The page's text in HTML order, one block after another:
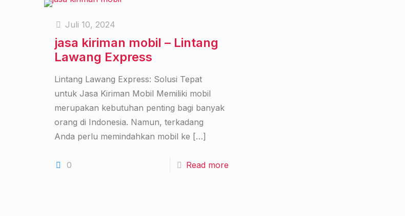
Juli 10, 2024
jasa kiriman mobil – Lintang
Lawang Express
Lintang Lawang Express: Solusi Tepat
untuk Jasa Kiriman Mobil Memiliki mobil
merupakan kebutuhan penting bagi banyak
orang di Indonesia. Namun, terkadang
Anda perlu memindahkan mobil ke […]
0 Read more